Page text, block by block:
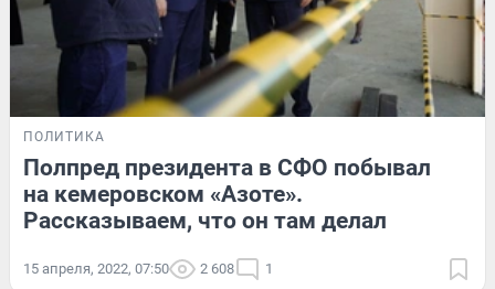
ПОЛИТИКА
Полпред президента в СФО побывал
на кемеровском «Азоте».
Рассказываем, что он там делал
15 апреля, 2022, 07:50 2 608 1